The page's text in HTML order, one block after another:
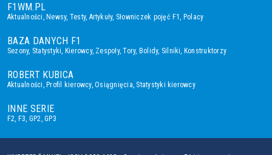
F1WM.PL
Aktualności, Newsy, Testy, Artykuły, Słowniczek pojęć F1, Polacy
BAZA DANYCH F1
Sezony, Statystyki, Kierowcy, Zespoły,Tory, Bolidy, Silniki, Konstruktorzy
ROBERT KUBICA
Aktualności, Profil kierowcy,Osiągnięcia, Statystyki kierowcy
INNE SERIE
F2, F3, GP2,GP3